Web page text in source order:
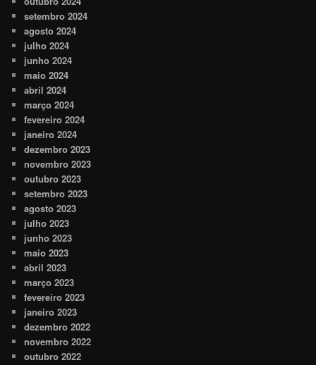
setembro 2024
agosto 2024
julho 2024
junho 2024
maio 2024
abril 2024
março 2024
fevereiro 2024
janeiro 2024
dezembro 2023
novembro 2023
outubro 2023
setembro 2023
agosto 2023
julho 2023
junho 2023
maio 2023
abril 2023
março 2023
fevereiro 2023
janeiro 2023
dezembro 2022
novembro 2022
outubro 2022